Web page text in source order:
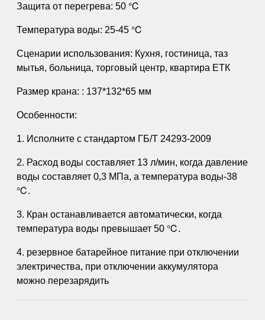
Защита от перегрева: 50 ℃
Температура воды: 25-45 ℃
Сценарии использования: Кухня, гостиница, таз
мытья, больница, торговый центр, квартира ЕТК
Размер крана: : 137*132*65 мм
Особенности:
1. Исполните с стандартом ГБ/Т 24293-2009
2. Расход воды составляет 13 л/мин, когда давление
воды составляет 0,3 МПа, а температура воды-38
℃.
3. Кран останавливается автоматически, когда
температура воды превышает 50 ℃.
4. резервное батарейное питание при отключении
электричества, при отключении аккумулятора
можно перезарядить